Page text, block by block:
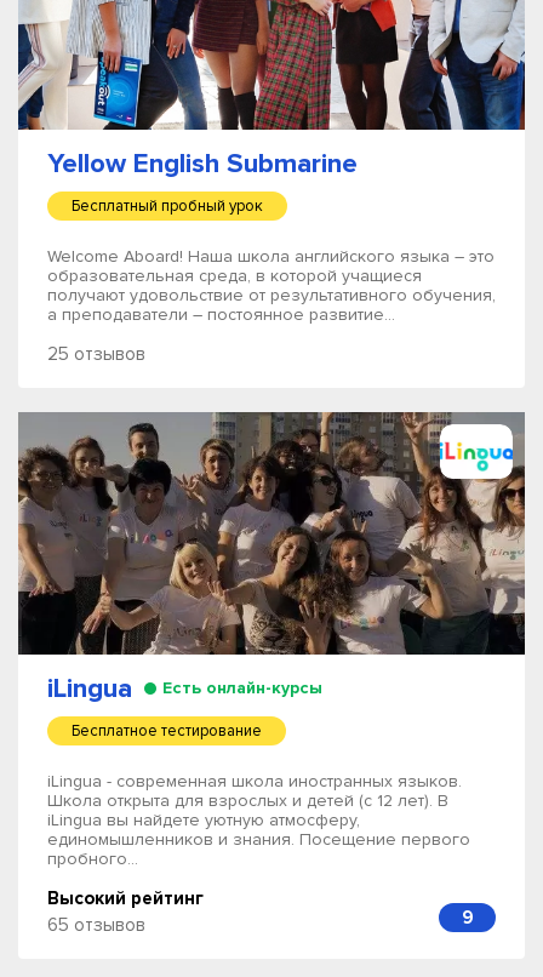
Yellow English Submarine
Бесплатный пробный урок
Welcome Aboard! Наша школа английского языка – это
образовательная среда, в которой учащиеся
получают удовольствие от результативного обучения,
а преподаватели – постоянное развитие...
25 отзывов
iLingua Есть онлайн-курсы
Бесплатное тестирование
iLingua - современная школа иностранных языков.
Школа открыта для взрослых и детей (с 12 лет). В
iLingua вы найдете уютную атмосферу,
единомышленников и знания. Посещение первого
пробного...
Высокий рейтинг
65 отзывов
9